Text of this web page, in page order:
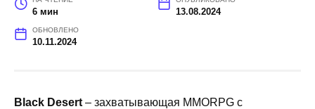
6 мин 13.08.2024
ОБНОВЛЕНО
10.11.2024
Black Desert – захватывающая MMORPG с